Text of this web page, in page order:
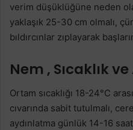
verim düşüklüğüne neden
yaklaşık 25-30 cm olmalı,
bıldırcınlar zıplayarak
Nem , Sıcaklık
Ortam sıcaklığı 18-24°C
cıvarında sabit tutulmalı,
aydınlatma günlük 14-16 saat